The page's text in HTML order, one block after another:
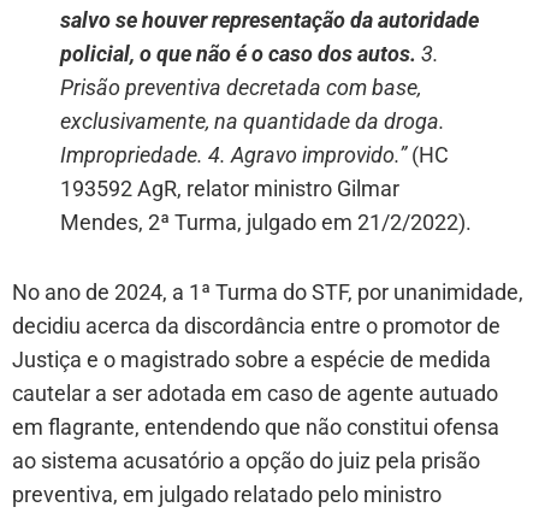
salvo se houver representação da autoridade
policial, o que não é o caso dos autos. 3.
Prisão preventiva decretada com base,
exclusivamente, na quantidade da droga.
Impropriedade. 4. Agravo improvido.”(HC
193592 AgR, relator ministro Gilmar
Mendes, 2ª Turma, julgado em 21/2/2022).
No ano de 2024, a 1ª Turma do STF, por unanimidade,
decidiu acerca da discordância entre o promotor de
Justiça e o magistrado sobre a espécie de medida
cautelar a ser adotada em caso de agente autuado
em flagrante, entendendo que não constitui ofensa
ao sistema acusatório a opção do juiz pela prisão
preventiva, em julgado relatado pelo ministro